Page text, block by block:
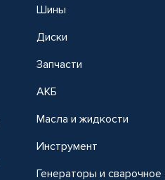
Шины
Диски
Запчасти
АКБ
Масла и жидкости
Инструмент
Генераторы и